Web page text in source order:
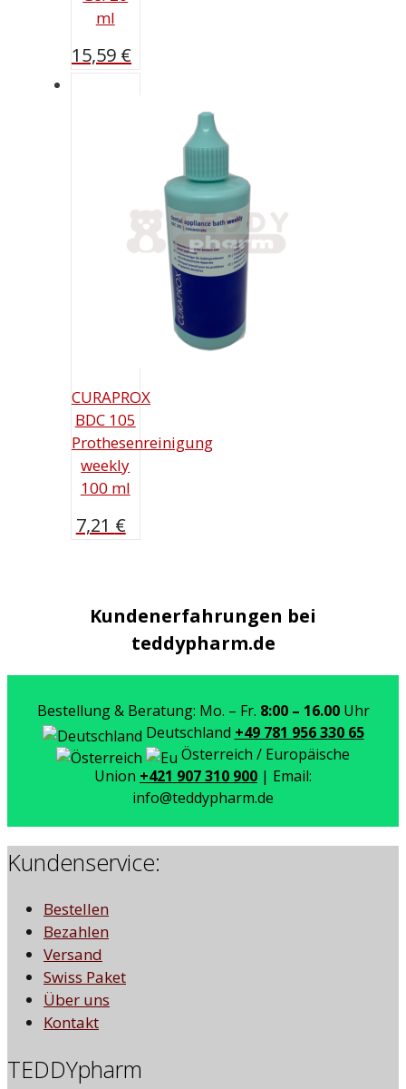
ml
15,59 €
CURAPROX
BDC 105
Prothesenreinigung
weekly
100 ml
7,21 €
Kundenerfahrungen bei
teddypharm.de
Bestellung & Beratung: Mo. – Fr. 8:00 – 16.00Uhr
Deutschland +49 781 956 330 65
Österreich / Europäische
Union +421 907 310 900 | Email:
info@teddypharm.de
Kundenservice:
Bestellen
Bezahlen
Versand
Swiss Paket
Über uns
Kontakt
TEDDYpharm